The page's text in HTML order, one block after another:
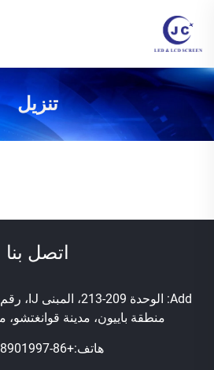
تنزيل
اتصل بنا
منطقة باييون، مدينة قوانغتشو،
هاتف:+86-18818901997